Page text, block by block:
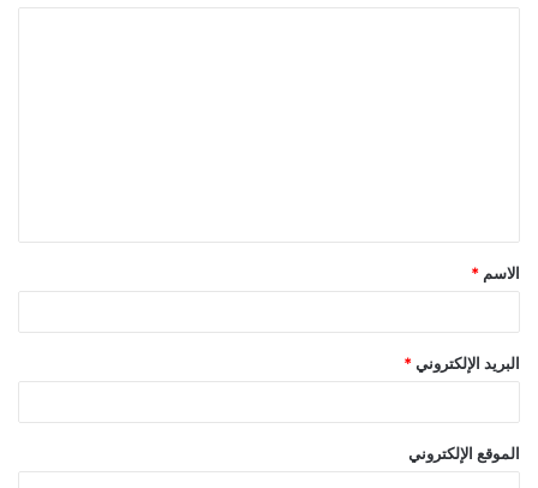
ق
*
الاسم *
البريد الإلكتروني *
الموقع الإلكتروني